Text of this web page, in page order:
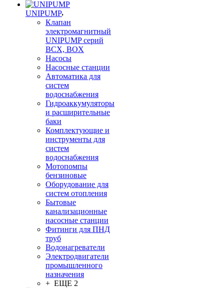
UNIPUMP
Клапан
электромагнитный
UNIPUMP серий
BCX, BOX
Насосы
Насосные станции
Автоматика для
систем
водоснабжения
Гидроаккумуляторы
и расширительные
баки
Комплектующие и
инструменты для
систем
водоснабжения
Мотопомпы
бензиновые
Оборудование для
систем отопления
Бытовые
канализационные
насосные станции
Фитинги для ПНД
труб
Водонагреватели
Электродвигатели
промышленного
назначения
+ ЕЩЕ 2